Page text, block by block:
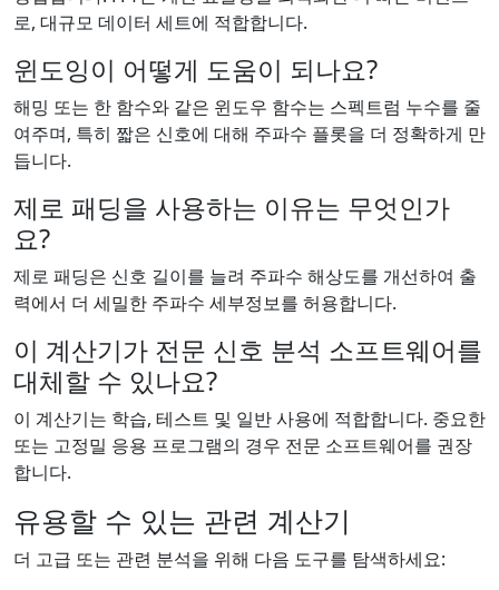
로, 대규모 데이터 세트에 적합합니다.
윈도잉이 어떻게 도움이 되나요?
해밍 또는 한 함수와 같은 윈도우 함수는 스펙트럼 누수를 줄
여주며, 특히 짧은 신호에 대해 주파수 플롯을 더 정확하게 만
듭니다.
제로 패딩을 사용하는 이유는 무엇인가
요?
제로 패딩은 신호 길이를 늘려 주파수 해상도를 개선하여 출
력에서 더 세밀한 주파수 세부정보를 허용합니다.
이 계산기가 전문 신호 분석 소프트웨어를
대체할 수 있나요?
이 계산기는 학습, 테스트 및 일반 사용에 적합합니다. 중요한
또는 고정밀 응용 프로그램의 경우 전문 소프트웨어를 권장
합니다.
유용할 수 있는 관련 계산기
더 고급 또는 관련 분석을 위해 다음 도구를 탐색하세요: